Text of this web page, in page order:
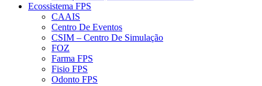
Ecossistema FPS
CAAIS
Centro De Eventos
CSIM – Centro De Simulação
FOZ
Farma FPS
Fisio FPS
Odonto FPS